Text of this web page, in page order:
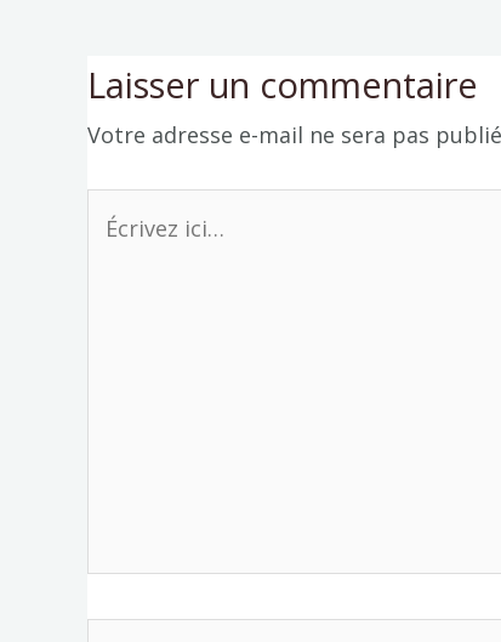
Laisser un commentaire
Votre adresse e-mail ne sera pas
Écrivez